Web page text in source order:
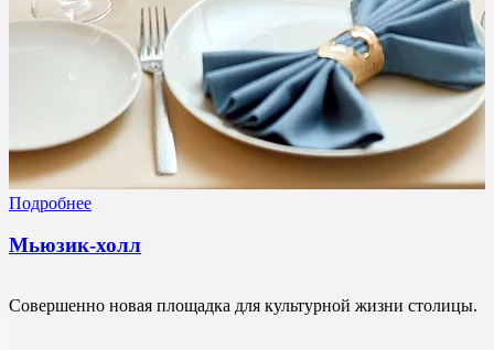
Подробнее
Мьюзик-холл
Совершенно новая площадка для культурной жизни столицы.